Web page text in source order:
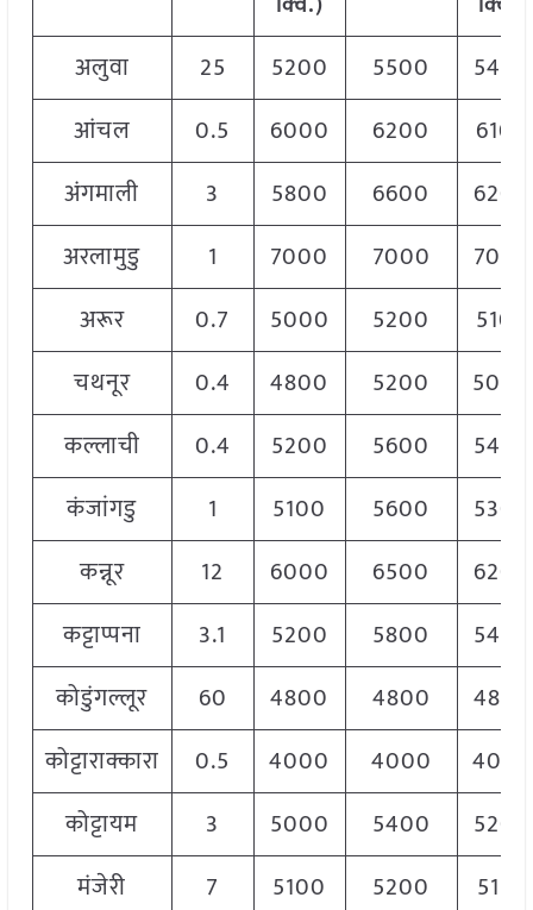
अलुवा
25 5200 5500
5400
आंचल
0.5 6000 6200
6100
अंगमाली
3 5800 6600
6200
अरलामुडु
1 7000 7000
7000
अरूर
0.7 5000 5200
5100
चथनूर
0.4 4800 5200
5000
कल्लाची
0.4 5200 5600
5400
कंजांगडु
1 5100 5600
5300
कन्नूर
12 6000 6500
6200
कट्टाप्पना
3.1 5200 5800
5400
कोडुंगल्लूर
60 4800 4800
4800
कोट्टाराक्कारा
0.5 4000 4000
4000
कोट्टायम
3 5000 5400
5200
मंजेरी
7 5100 5200
5150